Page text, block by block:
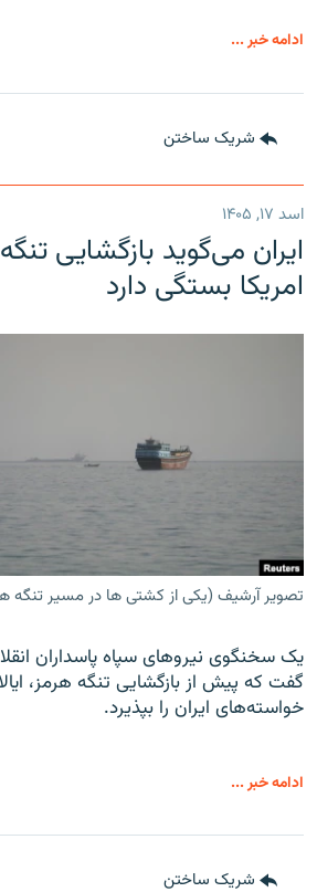
ادامه خبر ...
شریک ساختن
اسد ۱۷, ۱۴۰۵
ایران می‌گوید بازگشایی
امریکا بستگی دارد
تصویر آرشیف (یکی از کشتی ها در مسیر تنگه
یک سخنگوی نیروهای سپاه پاسداران
گفت که پیش از بازگشایی تنگه هرمز،
خواسته‌های ایران را بپذیرد.
ادامه خبر ...
شریک ساختن